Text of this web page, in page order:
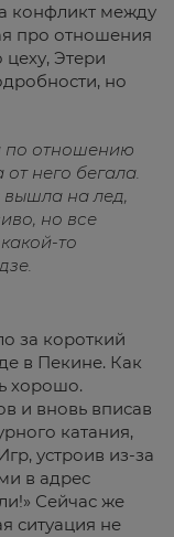
конфликт между
про отношения
Этери
но
по отношению
него бегала.
на лед,
но все
то
за короткий
в Пекине. Как
хорошо.
и вновь вписав
катания,
устроив из-за
в адрес
Сейчас же
ситуация не